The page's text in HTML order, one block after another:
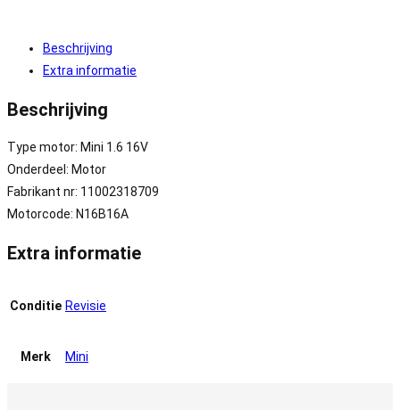
Beschrijving
Extra informatie
Beschrijving
Type motor: Mini 1.6 16V
Onderdeel: Motor
Fabrikant nr: 11002318709
Motorcode: N16B16A
Extra informatie
Conditie Revisie
Merk Mini